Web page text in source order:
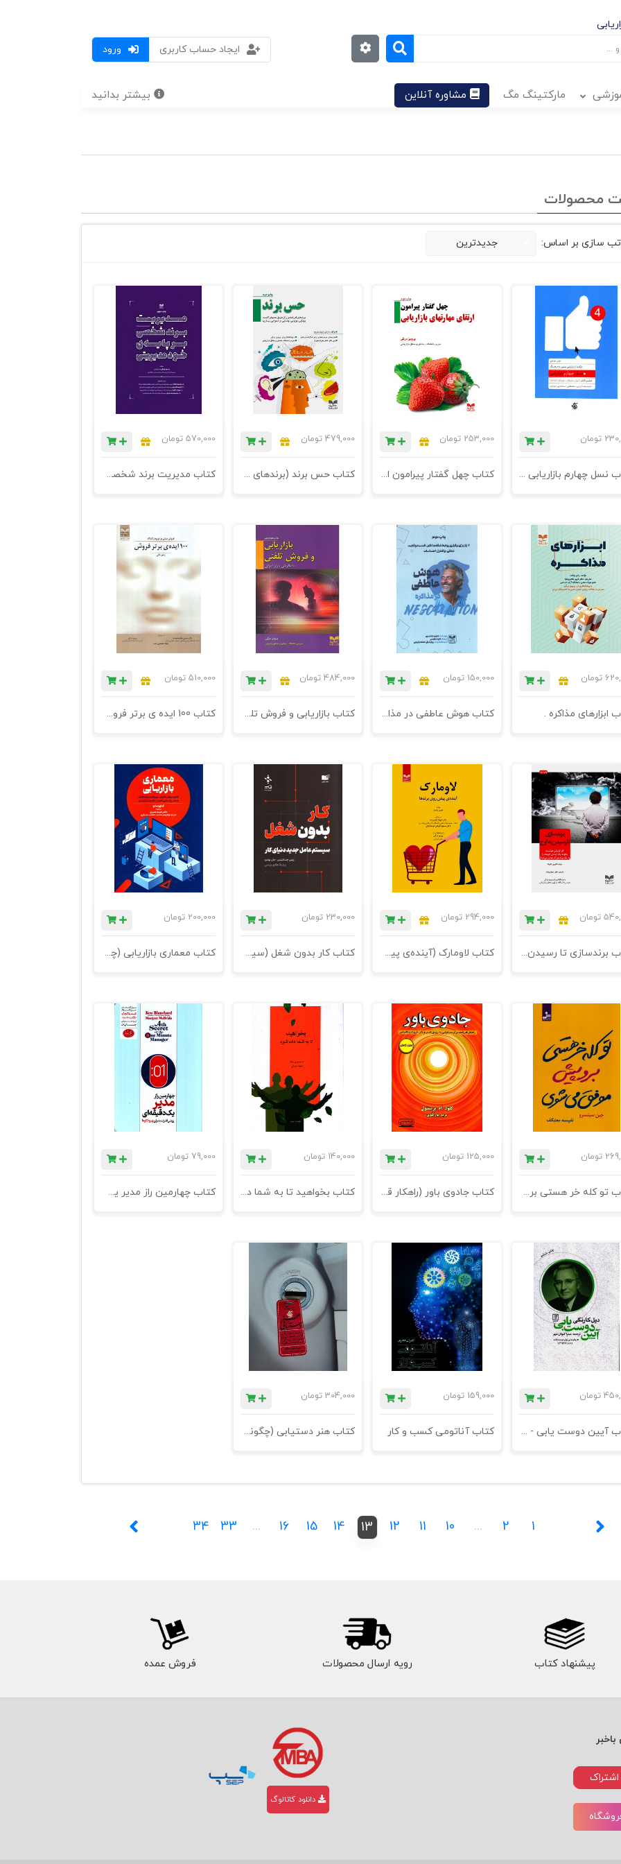
ورود
ایجاد حساب کاربری
مارکتینگ مگ مشاوره آنلاین بیشتر بدانید
محصولات
سازی بر اساس: جدیدترین
تومان
کتاب نسل چهارم بازاریابی (حرکت از بازاریابی سنتی به دیجیتال) - چاپ نهم
253,000 تومان
کتاب چهل گفتار پیرامون ارتقای مهارتهای بازاریابی - چاپ چهارم
479,000 تومان
کتاب حس برند (برندهای قدرتمندی را از طریق حسهای لامسه، بینایی، بویایی، چشایی، و شنوایی بسازید) - چاپ پنجم
570,000 تومان
کتاب مدیریت برند شخصی بر پایه ی خود مدیریتی - چاپ نهم
تومان
ابزارهای مذاکره .
150,000 تومان
کتاب هوش عاطفی در مذاکره - چاپ دوم - راز برای برقراری روابط شگفت‌انگیز، کسب موفقیت شغلی، و کنترل احساسات
484,000 تومان
کتاب بازاریابی و فروش تلفنی با نگرش بازار ایران - چاپ هجدهم
510,000 تومان
کتاب 100 ایده ی برتر فروش - فروش مبتنی بر نورومارکتینگ - چاپ دوازدهم
تومان
کتاب برندسازی تا رسیدن به اوج (کارآفرینان هوشمند چگونه یک ایده‎‌ی کوچک را به یک برند بزرگ تبدیل می‌کنند؟) - چاپ چهارم
294,000 تومان
کتاب لاومارک (آینده‌ی پیش روی برندها) - چاپ دوم2
230,000 تومان
کتاب کار بدون شغل (سیستم عامل جدید دنیای کار)
200,000 تومان
کتاب معماری بازاریابی (چگونه می‌توان مشتریان، نیروی کاروسرمایه‌گذاران را به شرکت‌هایی با کمتر از 50 کارمند جذب کرد)
تومان
کتاب تو کله خر هستی برو پیش موفق می‌شوی - چاپ هفتم
125,000 تومان
کتاب جادوی باور (راهکار قدرتمند برای دستیابی به رونق کسب و کار، ثروت و کامیابی) - چاپ پنجم
140,000 تومان
کتاب بخواهید تا به شما داده شود - چاپ بیست و هشتم
79,000 تومان
کتاب چهارمین راز مدیر یک دقیقه ای (روشی قدرتمند برای بهبود کارها)
تومان
کتاب آیین دوست یابی - چگونه می‌توان دوست یافت و در مردم نفوذ کرد)- چاپ هشتم
159,000 تومان
کتاب آناتومی کسب و کار
304,000 تومان
کتاب هنر دستیابی (چگونه از خیال بافی دست بکشید، شروع کنید و فرمان زندگی را خودتان به دست بگیرید.) - چاپ ششم
1
2
...
10
11
12
13
14
15
16
...
33
34
پیشنهاد کتاب رویه ارسال محصولات فروش عمده
اشتراک
دانلود کاتالوگ